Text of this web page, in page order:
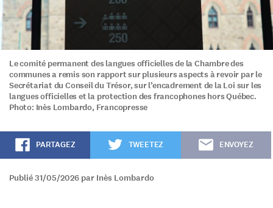
Le comité permanent des langues officielles de la Chambre des
communes a remis son rapport sur plusieurs aspects à revoir par le
Secrétariat du Conseil du Trésor, sur l’encadrement de la Loi sur les
langues officielles et la protection des francophones hors Québec.
Photo: Inès Lombardo, Francopresse
PARTAGEZ TWEETEZ ENVOYEZ
Publié 31/05/2026 par Inès Lombardo